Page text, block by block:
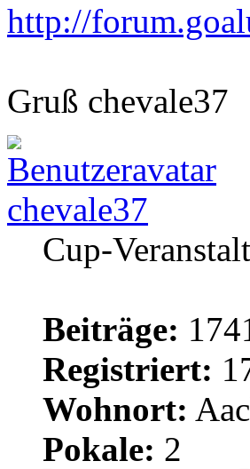
http://
Gruß chevale37
chevale37
Cup-
Beiträge:
Registriert:
Wohnort:
Pokale: 2